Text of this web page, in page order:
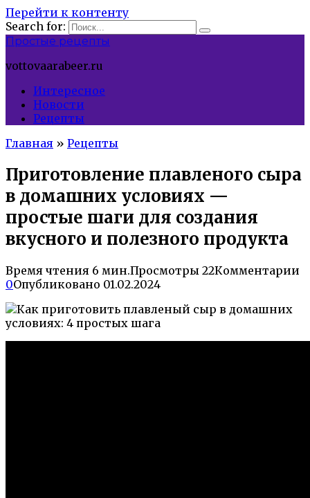
Перейти к контенту
Search for:
Простые рецепты
vottovaarabeer.ru
Интересное
Новости
Рецепты
Главная » Рецепты
Приготовление плавленого сыра
в домашних условиях —
простые шаги для создания
вкусного и полезного продукта
Время чтения 6 мин.Просмотры 22Комментарии
0Опубликовано 01.02.2024